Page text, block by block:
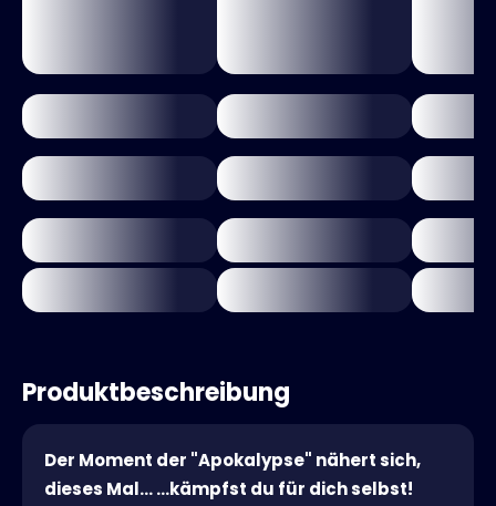
Produktbeschreibung
Der Moment der "Apokalypse" nähert sich,
dieses Mal... ...kämpfst du für dich selbst!